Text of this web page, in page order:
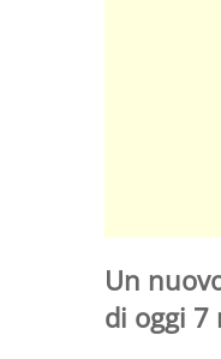
Un
di oggi 7